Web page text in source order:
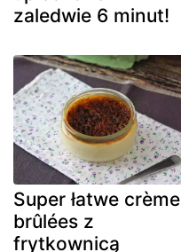
zaledwie 6 minut!
Super łatwe crème
brûlées z
frytkownicą